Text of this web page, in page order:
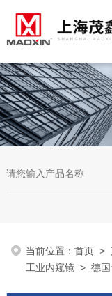
当前位置：首页 >
工业内窥镜 > 德国